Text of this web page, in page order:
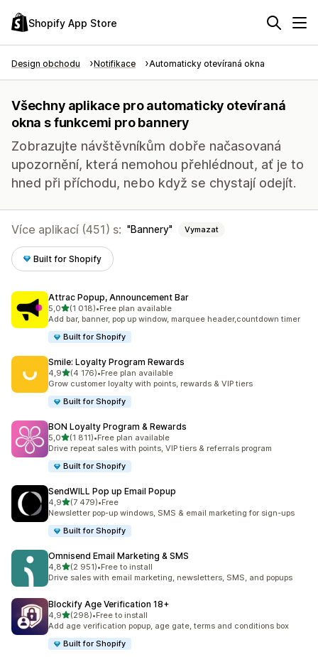
Shopify App Store
Design obchodu Notifikace Automaticky otevíraná okna
Všechny aplikace pro automaticky otevíraná
okna s funkcemi pro bannery
Zobrazujte návštěvníkům dobře načasovaná
upozornění, která nemohou přehlédnout, ať je to
hned při příchodu, nebo když se chystají odejít.
Více aplikací (451) s: Bannery Vymazat
Built for Shopify
Attrac Popup, Announcement Bar
5,0z 5 hvězd
(1 018)
Celkový počet recenzí: 1018
•Free plan available
Add bar, banner, pop up window, marquee header,countdown timer
Built for Shopify
Smile: Loyalty Program Rewards
4,9z 5 hvězd
(4 176)
Celkový počet recenzí: 4176
•Free plan available
Grow customer loyalty with points, rewards & VIP tiers
Built for Shopify
BON Loyalty Program & Rewards
5,0z 5 hvězd
(1 811)
Celkový počet recenzí: 1811
•Free plan available
Drive repeat sales with points, VIP tiers & referrals program
Built for Shopify
SendWILL Pop up Email Popup
4,9z 5 hvězd
(7 479)
Celkový počet recenzí: 7479
•Free
Newsletter pop-up windows, SMS & email marketing for sign-ups
Built for Shopify
Omnisend Email Marketing & SMS
4,8z 5 hvězd
(2 951)
Celkový počet recenzí: 2951
•Free to install
Drive sales with email marketing, newsletters, SMS, and popups
Blockify Age Verification 18+
4,9z 5 hvězd
(298)
Celkový počet recenzí: 298
•Free to install
Add age verification popup, age gate, terms and conditions box
Built for Shopify